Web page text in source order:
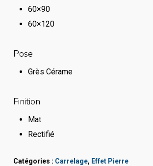
60×90
60×120
Pose
Grès Cérame
Finition
Mat
Rectifié
Catégories : Carrelage, Effet Pierre